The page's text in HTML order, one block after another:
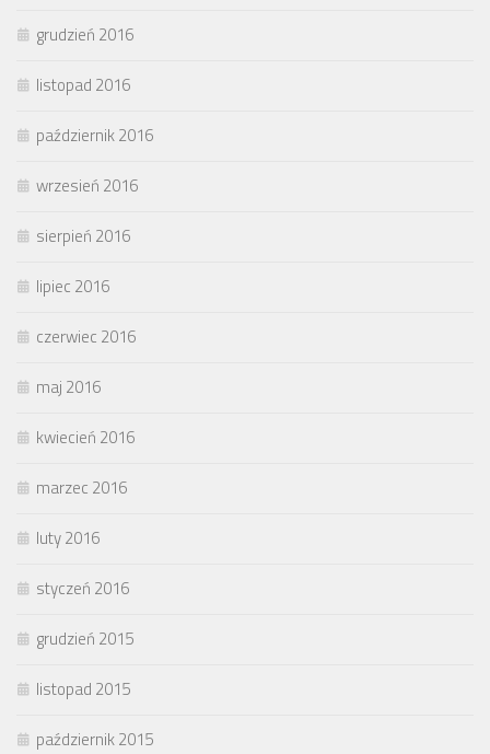
grudzień 2016
listopad 2016
październik 2016
wrzesień 2016
sierpień 2016
lipiec 2016
czerwiec 2016
maj 2016
kwiecień 2016
marzec 2016
luty 2016
styczeń 2016
grudzień 2015
listopad 2015
październik 2015